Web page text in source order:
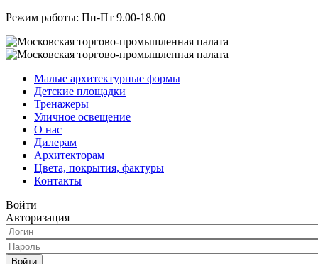
Режим работы: Пн-Пт 9.00-18.00
Малые архитектурные формы
Детские площадки
Тренажеры
Уличное освещение
О нас
Дилерам
Архитекторам
Цвета, покрытия, фактуры
Контакты
Войти
Авторизация
Войти